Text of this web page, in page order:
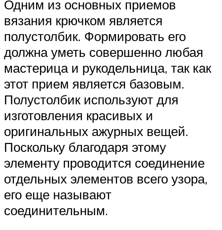
Одним из основных приемов
вязания крючком является
полустолбик. Формировать его
должна уметь совершенно любая
мастерица и рукодельница, так как
этот прием является базовым.
Полустолбик используют для
изготовления красивых и
оригинальных ажурных вещей.
Поскольку благодаря этому
элементу проводится соединение
отдельных элементов всего узора,
его еще называют
соединительным.